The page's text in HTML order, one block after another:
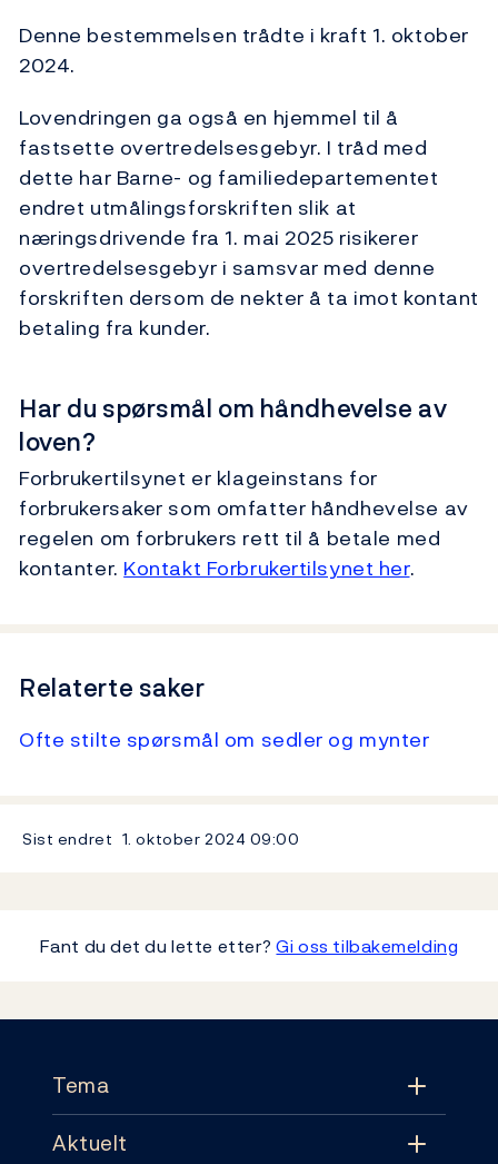
Denne bestemmelsen trådte i kraft 1. oktober
2024.
Lovendringen ga også en hjemmel til å
fastsette overtredelsesgebyr. I tråd med
dette har Barne- og familiedepartementet
endret utmålingsforskriften slik at
næringsdrivende fra 1. mai 2025 risikerer
overtredelsesgebyr i samsvar med denne
forskriften dersom de nekter å ta imot kontant
betaling fra kunder.
Har du spørsmål om håndhevelse av
loven?
Forbrukertilsynet er klageinstans for
forbrukersaker som omfatter håndhevelse av
regelen om forbrukers rett til å betale med
kontanter. Kontakt Forbrukertilsynet her.
Relaterte saker
Ofte stilte spørsmål om sedler og mynter
Sist endret 1. oktober 2024 09:00
Fant du det du lette etter?Gi oss tilbakemelding
Tema
Tema
Aktuelt